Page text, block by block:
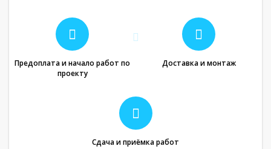
Предоплата и начало работ по
проекту
Доставка и монтаж
Сдача и приёмка работ